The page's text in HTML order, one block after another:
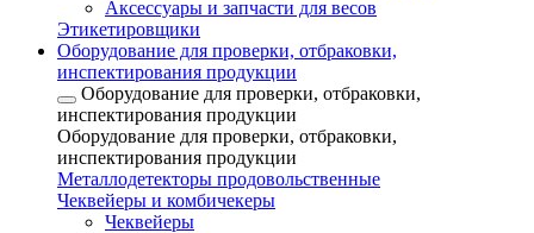
Аксессуары и запчасти для весов
Этикетировщики
Оборудование для проверки, отбраковки,
инспектирования продукции
Оборудование для проверки, отбраковки,
инспектирования продукции
Оборудование для проверки, отбраковки,
инспектирования продукции
Металлодетекторы продовольственные
Чеквейеры и комбичекеры
Чеквейеры